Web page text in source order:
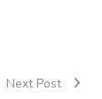
Next Post